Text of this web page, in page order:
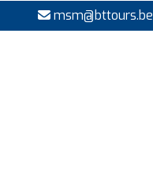
msm@bttours.be